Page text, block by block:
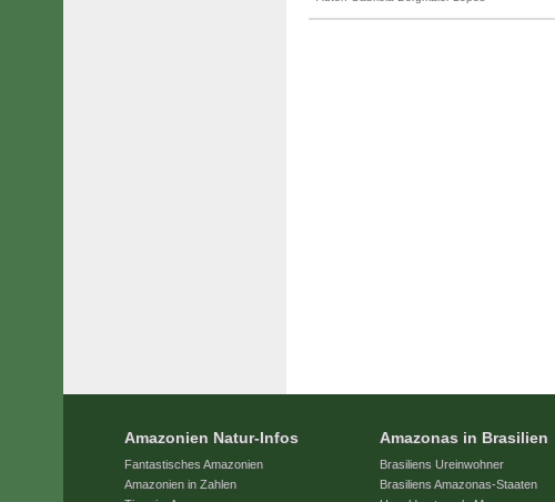
Amazonien Natur-Infos
Fantastisches Amazonien
Amazonien in Zahlen
Amazonas in Brasilien
Brasiliens Ureinwohner
Brasiliens Amazonas-Staaten